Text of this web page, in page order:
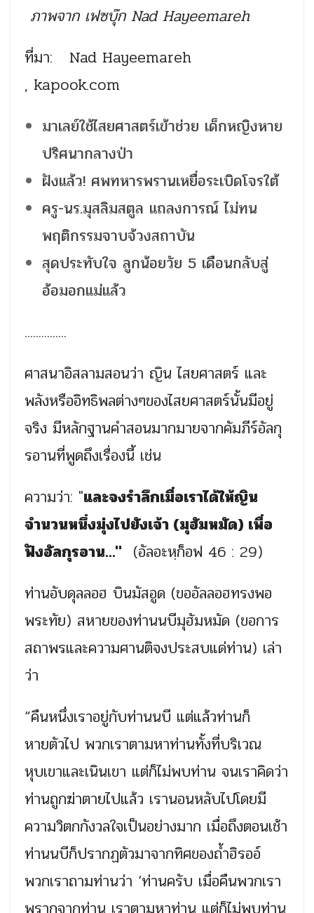
ภาพจาก เฟซบุ๊ก Nad Hayeemareh
ที่มา: Nad Hayeemareh
, kapook.com
มาเลย์ใช้ไสยศาสตร์เข้าช่วย เด็กหญิงหาย
ปริศนากลางป่า
ฝังแล้ว! ศพทหารพรานเหยื่อระเบิดโจรใต้
ครู-นร.มุสลิมสตูล แถลงการณ์ ไม่ทน
พฤติกรรมจาบจ้วงสถาบัน
สุดประทับใจ ลูกน้อยวัย 5 เดือนกลับสู่
อ้อมอกแม่แล้ว
...............
ศาสนาอิสลามสอนว่า ญิน ไสยศาสตร์ และ
พลังหรืออิทธิพลต่างๆของไสยศาสตร์นั้นมีอยู่
จริง มีหลักฐานคำสอนมากมายจากคัมภีร์อัลกุ
รอานที่พูดถึงเรื่องนี้ เช่น
ความว่า: "และจงรำลึกเมื่อเราได้ให้ญิน
จำนวนหนึ่งมุ่งไปยังเจ้า (มุฮัมหมัด) เพื่อ
ฟังอัลกุรอาน…" (อัลอะหฺก็อฟ 46 : 29)
ท่านอับดุลลอฮ บินมัสอูด (ขออัลลอฮทรงพอ
พระทัย) สหายของท่านนบีมุฮัมหมัด (ขอการ
สถาพรและความศานติจงประสบแด่ท่าน) เล่า
ว่า
“คืนหนึ่งเราอยู่กับท่านนบี แต่แล้วท่านก็
หายตัวไป พวกเราตามหาท่านทั้งที่บริเวณ
หุบเขาและเนินเขา แต่ก็ไม่พบท่าน จนเราคิดว่า
ท่านถูกฆ่าตายไปแล้ว เรานอนหลับไปโดยมี
ความวิตกกังวลใจเป็นอย่างมาก เมื่อถึงตอนเช้า
ท่านนบีก็ปรากฏตัวมาจากทิศของถ้ำฮิรออ์
พวกเราถามท่านว่า ‘ท่านครับ เมื่อคืนพวกเรา